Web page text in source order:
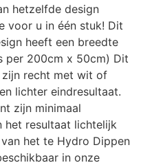
hetzelfde design
voor u in één stuk! Dit
heeft een breedte
per 200cm x 50cm) Dit
recht met wit of
lichter eindresultaat.
zijn minimaal
het resultaat lichtelijk
het te Hydro Dippen
in onze